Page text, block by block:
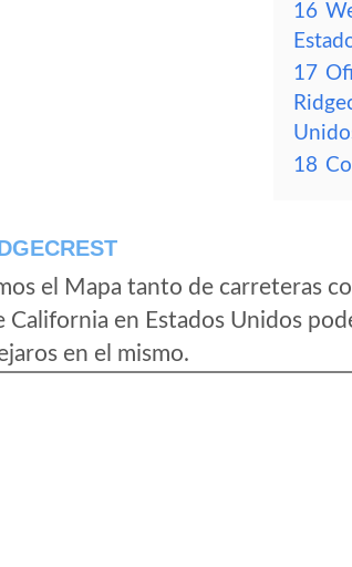
16
17
18
el Mapa tanto de carreteras
California en Estados Unidos
en el mismo.